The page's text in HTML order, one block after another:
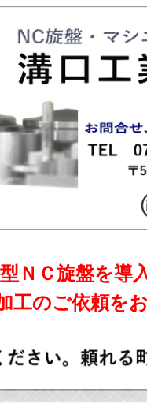
ＮＣ旋盤を導
工のご依頼を